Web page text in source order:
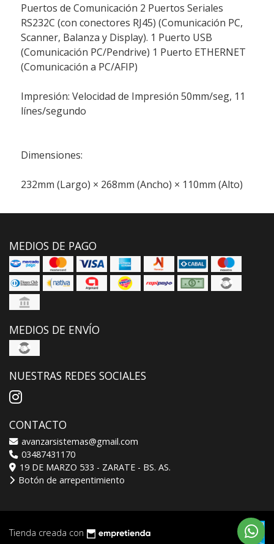
Puertos de Comunicación 2 Puertos Seriales
RS232C (con conectores RJ45) (Comunicación PC,
Scanner, Balanza y Display). 1 Puerto USB
(Comunicación PC/Pendrive) 1 Puerto ETHERNET
(Comunicación a PC/AFIP)
Impresión: Velocidad de Impresión 50mm/seg, 11
línes/segundo
Dimensiones:
232mm (Largo) × 268mm (Ancho) × 110mm (Alto)
MEDIOS DE PAGO
MEDIOS DE ENVÍO
NUESTRAS REDES SOCIALES
CONTACTO
avanzarsistemas@gmail.com
03487431170
19 DE MARZO 533 - ZARATE - BS. AS.
Botón de arrepentimiento
Tienda creada con